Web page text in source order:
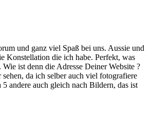
und ganz viel Spaß bei uns. Aussie und
Konstellation die ich habe. Perfekt, was
Wie ist denn die Adresse Deiner Website ?
da ich selber auch viel fotografiere
andere auch gleich nach Bildern, das ist